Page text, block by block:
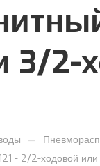
3/2-
—
- 2/2-ходовой